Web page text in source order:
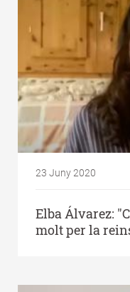
23 Juny 2020
Elba Álvarez:
molt per la